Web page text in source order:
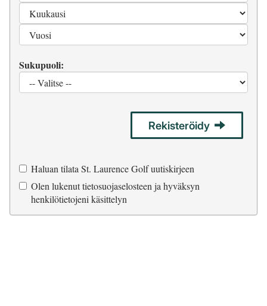
Sukupuoli:
Rekisteröidy
Haluan tilata St. Laurence Golf uutiskirjeen
Olen lukenuttietosuojaselosteen ja hyväksyn
henkilötietojeni käsittelyn